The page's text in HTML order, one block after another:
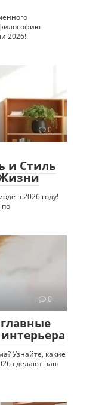
философию
2026!
0
и Стиль
в 2026 году!
по
0
Узнайте, какие
сделают ваш